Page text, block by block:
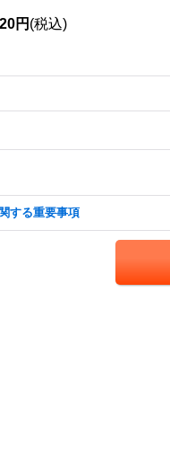
円 (税込)
する重要事項